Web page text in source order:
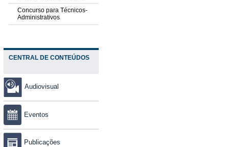
Concurso para Técnicos-
Administrativos
CENTRAL DE CONTEÚDOS
Audiovisual
Eventos
Publicações